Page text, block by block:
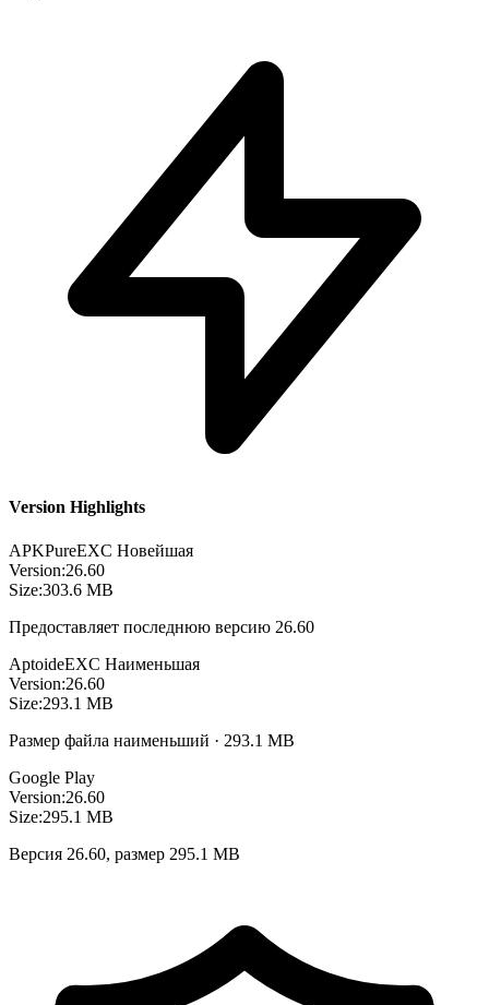
Version Highlights
APKPureEXC Новейшая
Version:26.60
Size:303.6 MB
Предоставляет последнюю версию 26.60
AptoideEXC Наименьшая
Version:26.60
Size:293.1 MB
Размер файла наименьший · 293.1 MB
Google Play
Version:26.60
Size:295.1 MB
Версия 26.60, размер 295.1 MB